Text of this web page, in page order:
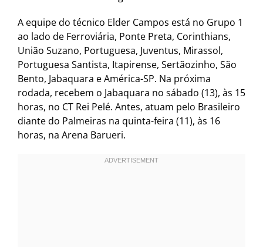
A equipe do técnico Elder Campos está no Grupo 1
ao lado de Ferroviária, Ponte Preta, Corinthians,
União Suzano, Portuguesa, Juventus, Mirassol,
Portuguesa Santista, Itapirense, Sertãozinho, São
Bento, Jabaquara e América-SP. Na próxima
rodada, recebem o Jabaquara no sábado (13), às 15
horas, no CT Rei Pelé. Antes, atuam pelo Brasileiro
diante do Palmeiras na quinta-feira (11), às 16
horas, na Arena Barueri.